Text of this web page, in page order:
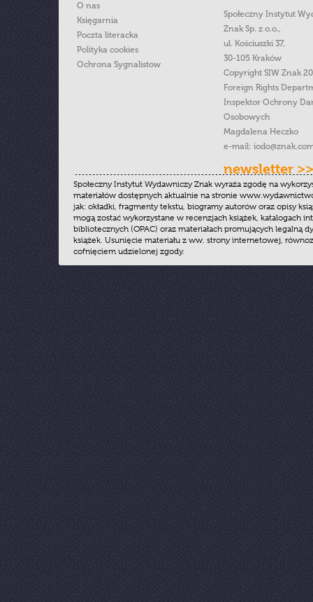
O nas
Księgarnia
Poczta literacka
Polityka cookies
Ochrona Sygnalistow
Społeczny Instytut
Znak Sp. z o.o.,
ul. Kościuszki 37,
30-105 Kraków
Copyright SIW Znak
Foreign Rights
Inspektor Ochrony
Osobowych
Magdalena Heczko
e-mail:
newsletter >>
Społeczny Instytut Wydawniczy Znak wyraża zgodę na
materiałów dostępnych aktualnie na stronie
jak: okładki, fragmenty tekstu, biogramy autorów oraz opisy
mogą zostać wykorzystane w recenzjach książek, katalogach
bibliotecznych (OPAC) oraz materiałach promujących legalną
książek. Usunięcie materiału z ww. strony internetowej,
cofnięciem udzielonej zgody.